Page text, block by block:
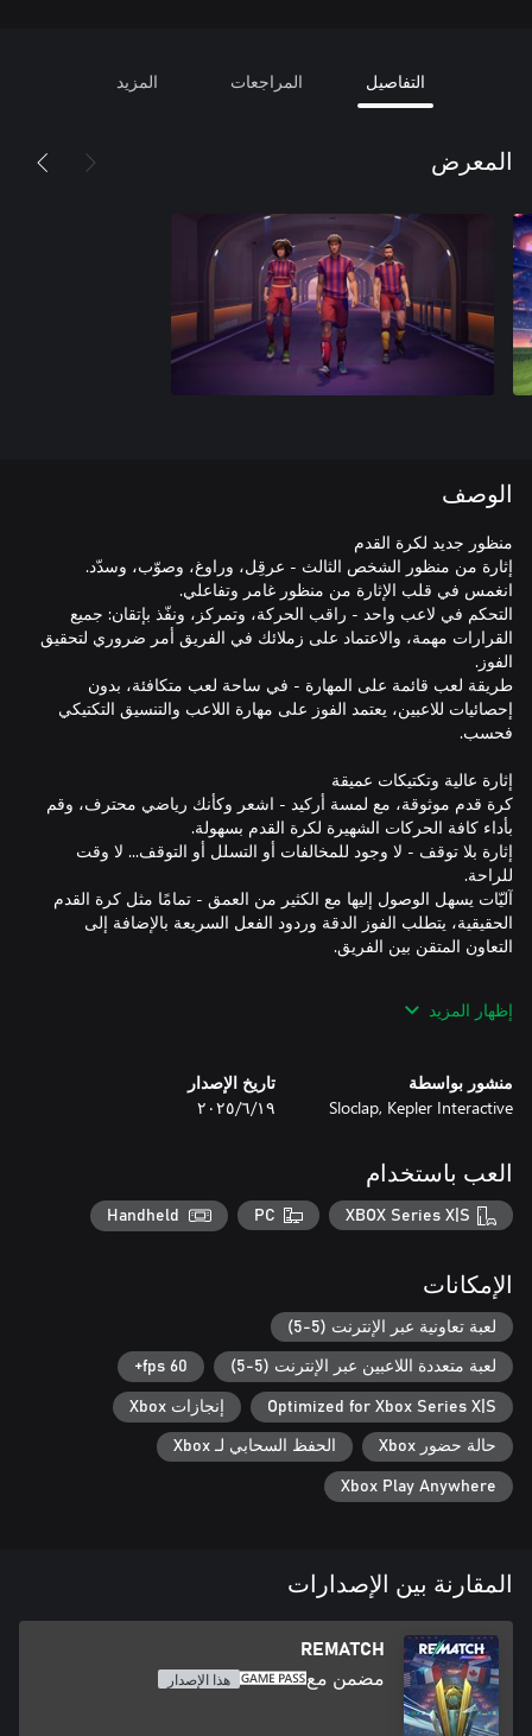
التفاصيل المراجعات المزيد
المعرض
الوصف
إثارة من منظور الشخص الثالث - عرقِل، وراوغ، وصوّب، وسدّد.
التحكم في لاعب واحد - راقب الحركة، وتمركز، ونفّذ بإتقان: جميع
القرارات مهمة، والاعتماد على زملائك في الفريق أمر ضروري لتحقيق
طريقة لعب قائمة على المهارة - في ساحة لعب متكافئة، بدون
إحصائيات للاعبين، يعتمد الفوز على مهارة اللاعب والتنسيق التكتيكي
كرة قدم موثوقة، مع لمسة أركيد - اشعر وكأنك رياضي محترف، وقم
إثارة بلا توقف - لا وجود للمخالفات أو التسلل أو التوقف... لا وقت
آليّات يسهل الوصول إليها مع الكثير من العمق - تمامًا مثل كرة القدم
الحقيقية، يتطلب الفوز الدقة وردود الفعل السريعة بالإضافة إلى
لعب جماعي عبر الإنترنت مبني على الفرق - صُممت من البداية
محتوى موسمي - هناك دائمًا شيء جديد على الأبواب. سيشهد كل
إظهار المزيد
منشور بواسطة
Sloclap, Kepler Interactive
تاريخ الإصدار
١٩‏/٦‏/٢٠٢٥
العب باستخدام
XBOX Series X|S
PC
Handheld
الإمكانات
لعبة تعاونية عبر الإنترنت (5-5)
لعبة متعددة اللاعبين عبر الإنترنت (5-5) 60 fps+
Optimized for Xbox Series X|S إنجازات Xbox
حالة حضور Xbox الحفظ السحابي لـ Xbox
Xbox Play Anywhere
المقارنة بين الإصدارات
REMATCH
مضمن مع هذا الإصدار